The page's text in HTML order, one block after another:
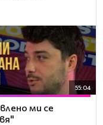
55:04
ми се